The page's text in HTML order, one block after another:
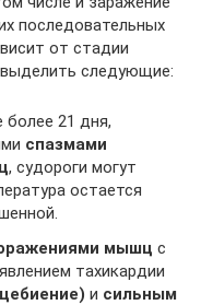
последовательных
от стадии
следующие:
более 21 дня,
спазмами
, судороги могут
остается
мышц с
тахикардии
и сильным